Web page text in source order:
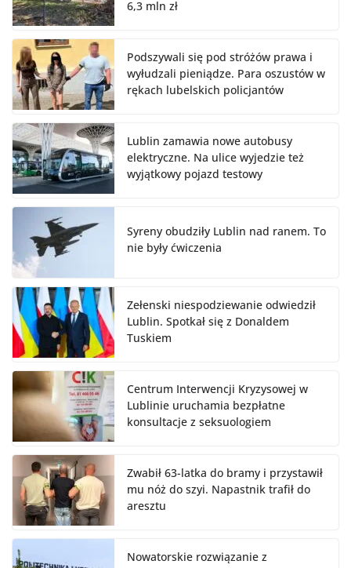
6,3 mln zł
Podszywali się pod stróżów prawa i
wyłudzali pieniądze. Para oszustów w
rękach lubelskich policjantów
Lublin zamawia nowe autobusy
elektryczne. Na ulice wyjedzie też
wyjątkowy pojazd testowy
Syreny obudziły Lublin nad ranem. To
nie były ćwiczenia
Zełenski niespodziewanie odwiedził
Lublin. Spotkał się z Donaldem
Tuskiem
Centrum Interwencji Kryzysowej w
Lublinie uruchamia bezpłatne
konsultacje z seksuologiem
Zwabił 63-latka do bramy i przystawił
mu nóż do szyi. Napastnik trafił do
aresztu
Nowatorskie rozwiązanie z